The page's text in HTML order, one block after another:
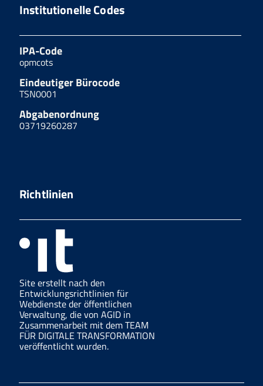
Institutionelle Codes
IPA-Code
opmcots
Eindeutiger Bürocode
TSN0001
Abgabenordnung
03719260287
Richtlinien
Site erstellt nach den
Entwicklungsrichtlinien für
Webdienste der öffentlichen
Verwaltung, die von AGID in
Zusammenarbeit mit dem TEAM
FÜR DIGITALE TRANSFORMATION
veröffentlicht wurden.